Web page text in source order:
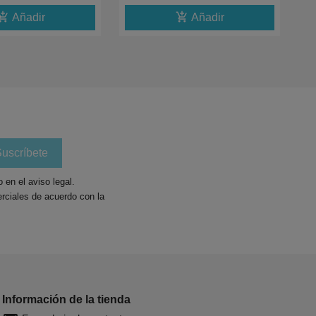
Añadir add_shopping_cart Añadir
el aviso legal.
de acuerdo con la
Información de la tienda